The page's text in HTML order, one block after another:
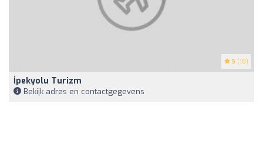
5 (18)
İpekyolu Turizm
Bekijk adres en contactgegevens